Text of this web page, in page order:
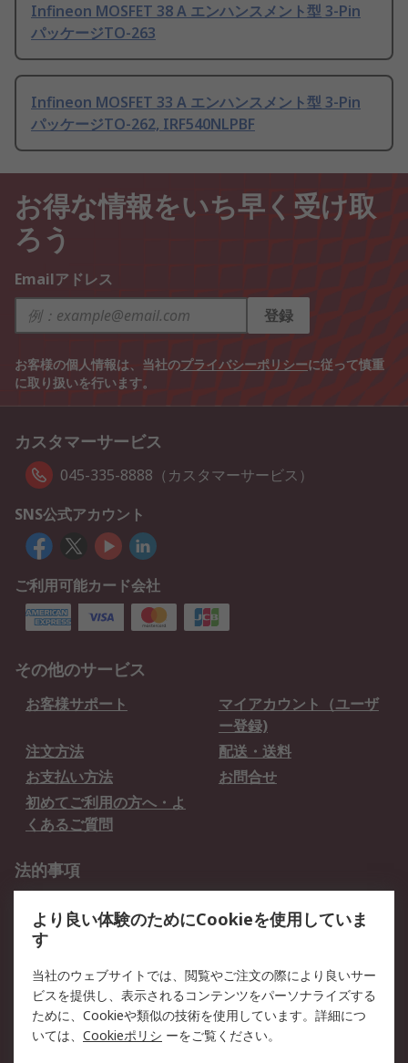
Infineon MOSFET 38 A エンハンスメント型 3-Pin
パッケージTO-263
Infineon MOSFET 33 A エンハンスメント型 3-Pin
パッケージTO-262, IRF540NLPBF
お得な情報をいち早く受け取
ろう
Emailアドレス
登録
お客様の個人情報は、当社のプライバシーポリシーに従って慎重
に取り扱いを行います。
カスタマーサービス
045-335-8888（カスタマーサービス）
SNS公式アカウント
ご利用可能カード会社
その他のサービス
お客様サポート
マイアカウント（ユーザ
ー登録)
注文方法
配送・送料
お支払い方法
お問合せ
初めてご利用の方へ・よ
くあるご質問
法的事項
クッキーポリシー
RSについて
会社概要
採用情報
プレスリリース＆お知ら
コーポレートサイト
より良い体験のためにCookieを使用していま
す
当社のウェブサイトでは、閲覧やご注文の際により良いサー
ビスを提供し、表示されるコンテンツをパーソナライズする
ために、Cookieや類似の技術を使用しています。詳細につ
いては、 Cookieポリシ ーをご覧ください。